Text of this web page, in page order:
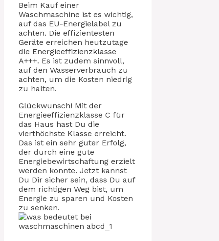
Beim Kauf einer
Waschmaschine ist es wichtig,
auf das EU-Energielabel zu
achten. Die effizientesten
Geräte erreichen heutzutage
die Energieeffizienzklasse
A+++. Es ist zudem sinnvoll,
auf den Wasserverbrauch zu
achten, um die Kosten niedrig
zu halten.
Glückwunsch! Mit der
Energieeffizienzklasse C für
das Haus hast Du die
vierthöchste Klasse erreicht.
Das ist ein sehr guter Erfolg,
der durch eine gute
Energiebewirtschaftung erzielt
werden konnte. Jetzt kannst
Du Dir sicher sein, dass Du auf
dem richtigen Weg bist, um
Energie zu sparen und Kosten
zu senken.